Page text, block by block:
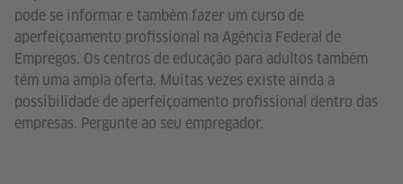
pode se informar e também fazer um curso de
aperfeiçoamento profissional na Agência Federal de
Empregos. Os centros de educação para adultos também
têm uma ampla oferta. Muitas vezes existe ainda a
possibilidade de aperfeiçoamento profissional dentro das
empresas. Pergunte ao seu empregador.